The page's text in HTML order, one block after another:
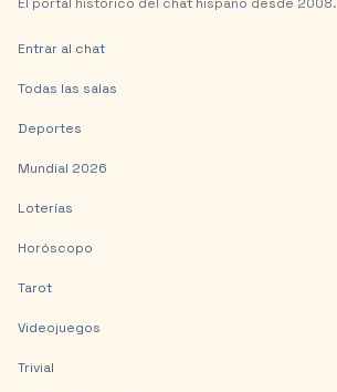
Entrar al chat
Todas las salas
Deportes
Mundial 2026
Loterías
Horóscopo
Tarot
Videojuegos
Trivial